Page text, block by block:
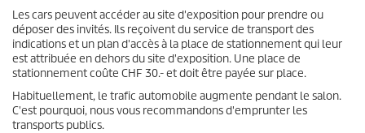
Les cars peuvent accéder au site d'exposition pour prendre ou
déposer des invités. Ils reçoivent du service de transport des
indications et un plan d'accès à la place de stationnement qui leur
est attribuée en dehors du site d'exposition. Une place de
stationnement coûte CHF 30.- et doit être payée sur place.
Habituellement, le trafic automobile augmente pendant le salon.
C'est pourquoi, nous vous recommandons d'emprunter les
transports publics.